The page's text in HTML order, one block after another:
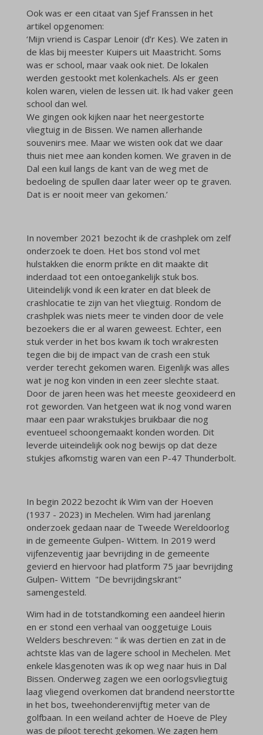
Ook was er een citaat van Sjef Franssen in het
artikel opgenomen:
‘Mijn vriend is Caspar Lenoir (d’r Kes). We zaten in
de klas bij meester Kuipers uit Maastricht. Soms
was er school, maar vaak ook niet. De lokalen
werden gestookt met kolenkachels. Als er geen
kolen waren, vielen de lessen uit. Ik had vaker geen
school dan wel.
We gingen ook kijken naar het neergestorte
vliegtuig in de Bissen. We namen allerhande
souvenirs mee. Maar we wisten ook dat we daar
thuis niet mee aan konden komen. We graven in de
Dal een kuil langs de kant van de weg met de
bedoeling de spullen daar later weer op te graven.
Dat is er nooit meer van gekomen.’
In november 2021 bezocht ik de crashplek om zelf
onderzoek te doen. Het bos stond vol met
hulstakken die enorm prikte en dit maakte dit
inderdaad tot een ontoegankelijk stuk bos.
Uiteindelijk vond ik een krater en dat bleek de
crashlocatie te zijn van het vliegtuig. Rondom de
crashplek was niets meer te vinden door de vele
bezoekers die er al waren geweest. Echter, een
stuk verder in het bos kwam ik toch wrakresten
tegen die bij de impact van de crash een stuk
verder terecht gekomen waren. Eigenlijk was alles
wat je nog kon vinden in een zeer slechte staat.
Door de jaren heen was het meeste geoxideerd en
rot geworden. Van hetgeen wat ik nog vond waren
maar een paar wrakstukjes bruikbaar die nog
eventueel schoongemaakt konden worden. Dit
leverde uiteindelijk ook nog bewijs op dat deze
stukjes afkomstig waren van een P-47 Thunderbolt.
In begin 2022 bezocht ik Wim van der Hoeven
(1937 - 2023) in Mechelen. Wim had jarenlang
onderzoek gedaan naar de Tweede Wereldoorlog
in de gemeente Gulpen- Wittem. In 2019 werd
vijfenzeventig jaar bevrijding in de gemeente
gevierd en hiervoor had platform 75 jaar bevrijding
Gulpen- Wittem "De bevrijdingskrant"
samengesteld.
Wim had in de totstandkoming een aandeel hierin
en er stond een verhaal van ooggetuige Louis
Welders beschreven: " ik was dertien en zat in de
achtste klas van de lagere school in Mechelen. Met
enkele klasgenoten was ik op weg naar huis in Dal
Bissen. Onderweg zagen we een oorlogsvliegtuig
laag vliegend overkomen dat brandend neerstortte
in het bos, tweehonderenvijftig meter van de
golfbaan. In een weiland achter de Hoeve de Pley
was de piloot terecht gekomen. We zagen hem